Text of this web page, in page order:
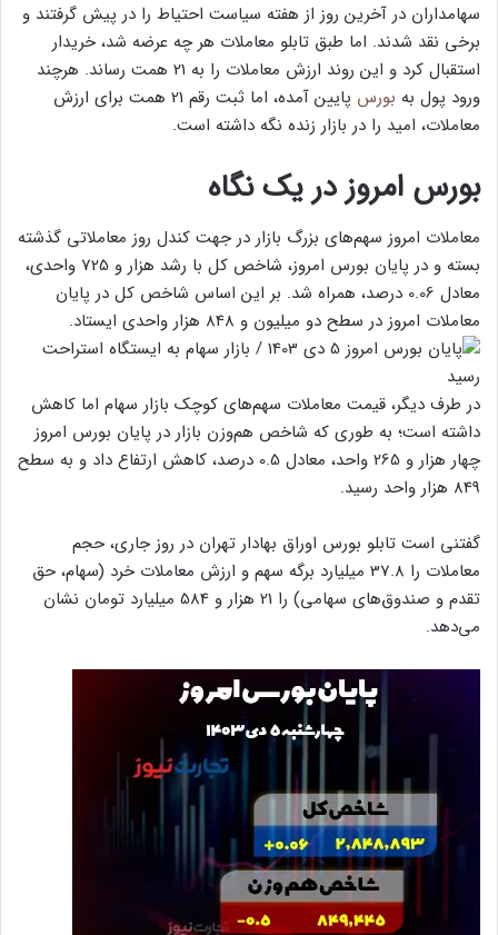
سهامداران در آخرین روز از هفته سیاست احتیاط را در پیش گرفتند و
برخی نقد شدند. اما طبق تابلو معاملات هر چه عرضه شد، خریدار
استقبال کرد و این روند ارزش معاملات را به 21 همت رساند. هرچند
ورود پول به بورس
پایین آمده، اما ثبت رقم 21 همت برای ارزش
معاملات، امید را در بازار زنده نگه داشته است.
بورس امروز در یک نگاه
معاملات امروز سهم‌های بزرگ بازار در جهت کندل روز معاملاتی گذشته
بسته و در پایان بورس امروز، شاخص کل با رشد هزار و 725 واحدی،
معادل 0.06 درصد، همراه شد. بر این اساس شاخص کل در پایان
معاملات امروز در سطح دو میلیون و 848 هزار واحدی ایستاد.
در طرف دیگر، قیمت معاملات سهم‌های کوچک بازار سهام اما کاهش
داشته است؛ به طوری که شاخص هم‌وزن بازار در پایان بورس امروز
چهار هزار و 265 واحد، معادل 0.5 درصد، کاهش ارتفاع داد و به سطح
849 هزار واحد رسید.
گفتنی است تابلو بورس اوراق بهادار تهران در روز جاری، حجم
معاملات را 37.8 میلیارد برگه سهم و ارزش معاملات خرد (سهام، حق
تقدم و صندوق‌های سهامی) را 21 هزار و 584 میلیارد تومان نشان
می‌دهد.